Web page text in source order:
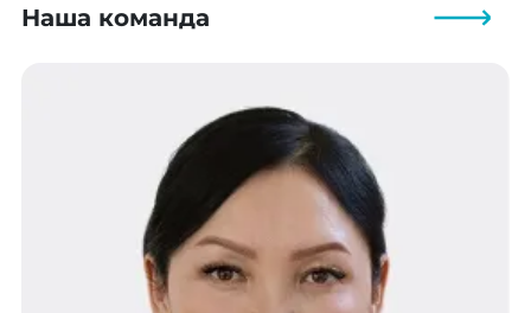
Наша команда